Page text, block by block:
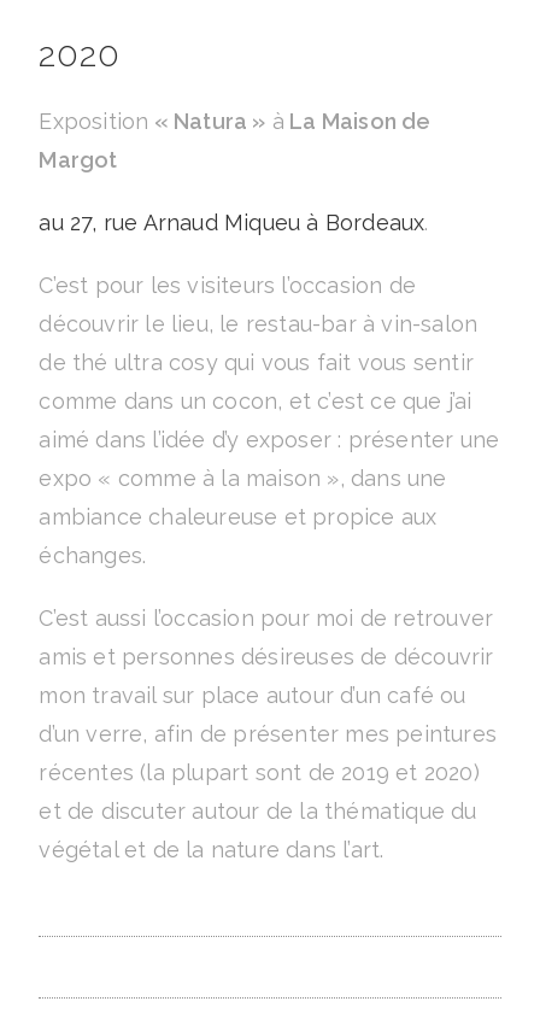
2020
Exposition « Natura » à La Maison de
Margot
au 27, rue Arnaud Miqueu à Bordeaux.
C’est pour les visiteurs l’occasion de
découvrir le lieu, le restau-bar à vin-salon
de thé ultra cosy qui vous fait vous sentir
comme dans un cocon, et c’est ce que j’ai
aimé dans l’idée d’y exposer : présenter une
expo « comme à la maison », dans une
ambiance chaleureuse et propice aux
échanges.
C’est aussi l’occasion pour moi de retrouver
amis et personnes désireuses de découvrir
mon travail sur place autour d’un café ou
d’un verre, afin de présenter mes peintures
récentes (la plupart sont de 2019 et 2020)
et de discuter autour de la thématique du
végétal et de la nature dans l’art.